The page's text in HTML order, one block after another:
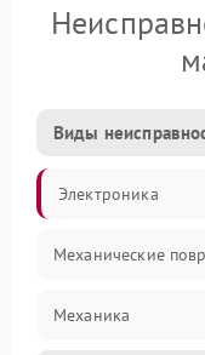
Виды
Электроника
Механические
Механика